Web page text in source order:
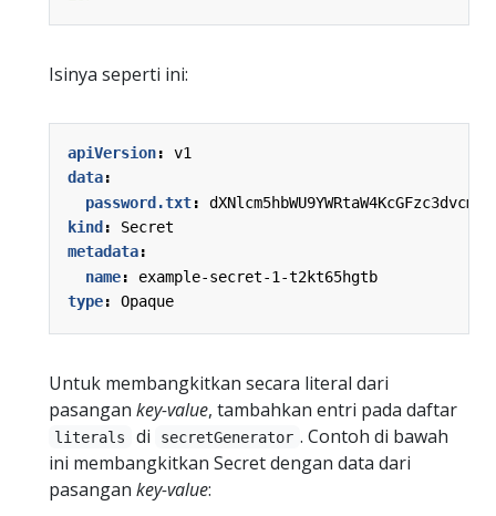
Isinya seperti ini:
apiVersion:
v1
data:
password.txt:
kind :
Secret
metadata:
name:
example-secret-1-t2kt65hgtb
type: Opaque
Untuk membangkitkan secara literal dari
pasangan key-value, tambahkan entri pada daftar
literals di secretGenerator . Contoh di bawah
ini membangkitkan Secret dengan data dari
pasangan key-value: